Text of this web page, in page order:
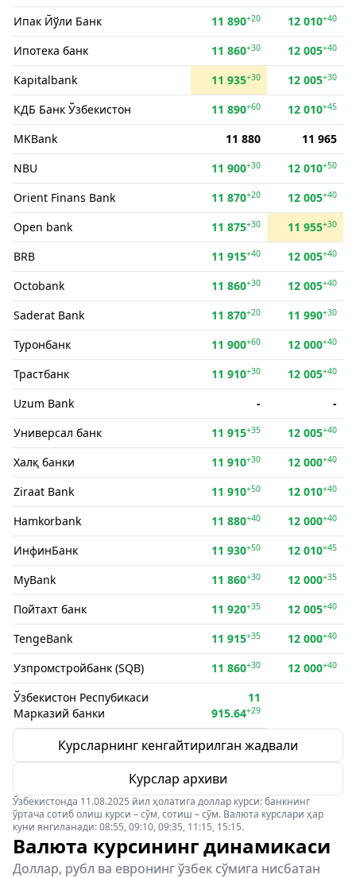
Ипак Йўли Банк 11 890+20 12 010+40
Ипотека банк 11 860+30 12 005+40
Kapitalbank 11 935+30 12 005+30
КДБ Банк Ўзбекистон 11 890+60 12 010+45
MKBank 11 880
11 965
NBU
11 900+30 12 010+50
Orient Finans Bank 11 870+20 12 005+40
Open bank 11 875+30 11 955+30
BRB 11 915+40 12 005+40
Octobank 11 860+30 12 005+40
Saderat Bank 11 870+20 11 990+30
Туронбанк 11 900+60 12 000+40
Трастбанк 11 910+30 12 005+40
Uzum Bank -
-
Универсал банк
11 915+35 12 005+40
Халқ банки 11 910+30 12 000+40
Ziraat Bank 11 910+50 12 010+40
Hamkorbank 11 880+40 12 000+40
ИнфинБанк 11 930+50 12 010+45
MyBank 11 860+30 12 000+35
Пойтахт банк 11 920+35 12 005+40
TengeBank 11 915+35 12 000+40
Узпромстройбанк (SQB) 11 860+30 12 000+40
Ўзбекистон Респубикаси
Марказий банки
11
915.64+29
Курсларнинг кенгайтирилган жадвали
Курслар архиви
Ўзбекистонда 11.08.2025 йил ҳолатига доллар курси: банкнинг
ўртача сотиб олиш курси – сўм, сотиш – сўм. Валюта курслари ҳар
куни янгиланади: 08:55, 09:10, 09:35, 11:15, 15:15.
Валюта курсининг динамикаси
Доллар, рубл ва евронинг ўзбек сўмига нисбатан